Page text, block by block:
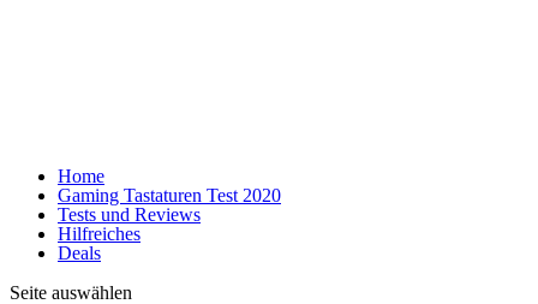
Home
Gaming Tastaturen Test 2020
Tests und Reviews
Hilfreiches
Deals
Seite auswählen